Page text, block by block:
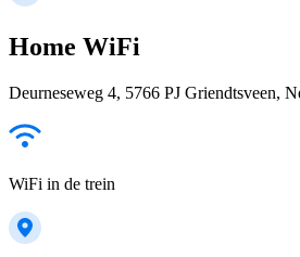
Home WiFi
Deurneseweg 4, 5766 PJ Griendtsveen,
WiFi in de trein